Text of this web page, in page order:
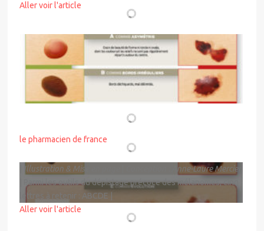
Aller voir l'article
le pharmacien de france
Illustration & Mise en page
Conception : Anne-Laure Mercier
| Parmi les outils du dépistage précoce des mélanomes, cinq
lettres à retenir : ABCDE |
Aller voir l'article